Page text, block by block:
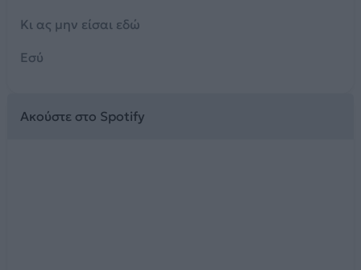
Κι ας μην είσαι εδώ
Εσύ
Ακούστε στο Spotify